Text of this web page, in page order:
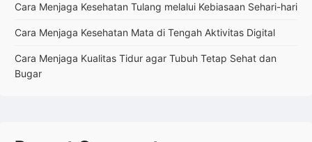
Cara Menjaga Kesehatan Tulang melalui Kebiasaan Sehari-hari
Cara Menjaga Kesehatan Mata di Tengah Aktivitas Digital
Cara Menjaga Kualitas Tidur agar Tubuh Tetap Sehat dan
Bugar